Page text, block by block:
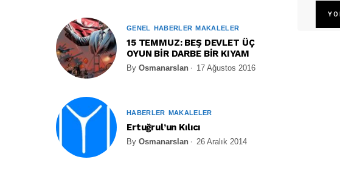
GENEL HABERLER MAKALELER
15 TEMMUZ: BEŞ DEVLET ÜÇ
OYUN BİR DARBE BİR KIYAM
By Osmanarslan 17 Ağustos 2016
HABERLER MAKALELER
Ertuğrul’un Kılıcı
By Osmanarslan 26 Aralık 2014